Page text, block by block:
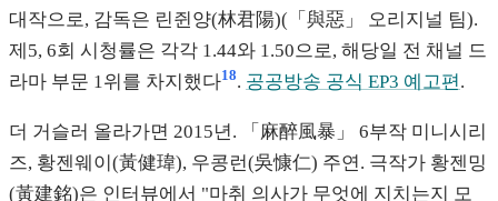
대작으로, 감독은 린쥔양(林君陽)(「與惡」 오리지널 팀).
제5, 6회 시청률은 각각 1.44와 1.50으로, 해당일 전 채널 드
라마 부문 1위를 차지했다18. 공공방송 공식 EP3 예고편 .
더 거슬러 올라가면 2015년. 「麻醉風暴」 6부작 미니시리
즈, 황젠웨이(黃健瑋), 우콩런(吳慷仁) 주연. 극작가 황젠밍
(黃建銘)은 인터뷰에서 "마취 의사가 무엇에 지치는지 모